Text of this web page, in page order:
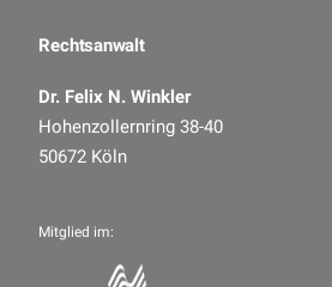
Rechtsanwalt
Dr. Felix N. Winkler
Hohenzollernring 38-40
50672 Köln
Mitglied im: